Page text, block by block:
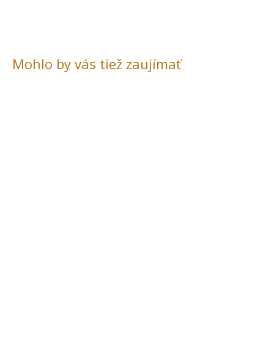
Mohlo by vás tiež zaujímať